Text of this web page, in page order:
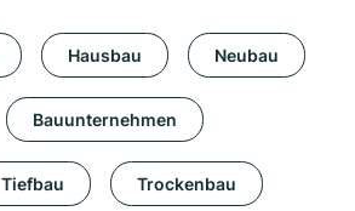
Hausbau Neubau
Bauunternehmen
Tiefbau Trockenbau